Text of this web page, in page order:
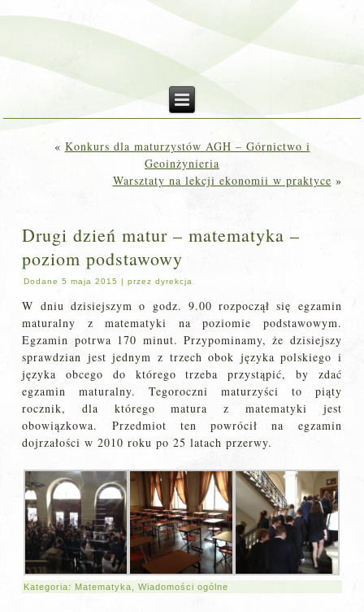
« Konkurs dla maturzystów AGH – Górnictwo i
Geoinżynieria
Warsztaty na lekcji ekonomii w praktyce »
Drugi dzień matur – matematyka –
poziom podstawowy
Dodane 5 maja 2015 |przez dyrekcja
W dniu dzisiejszym o godz. 9.00 rozpoczął się egzamin
maturalny z matematyki na poziomie podstawowym.
Egzamin potrwa 170 minut. Przypominamy, że dzisiejszy
sprawdzian jest jednym z trzech obok języka polskiego i
języka obcego do którego trzeba przystąpić, by zdać
egzamin maturalny. Tegoroczni maturzyści to piąty
rocznik, dla którego matura z matematyki jest
obowiązkowa. Przedmiot ten powrócił na egzamin
dojrzałości w 2010 roku po 25 latach przerwy.
Kategoria: Matematyka ,Wiadomości ogólne